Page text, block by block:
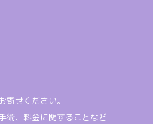
寄せください。
術、料金に関することなど